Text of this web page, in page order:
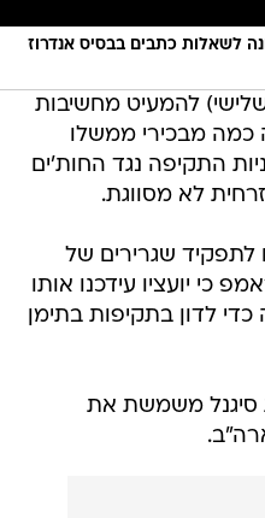
לשאלות כתבים בבסיס אנדרוז
להמעיט מחשיבות
מבכירי ממשלו
התקיפה נגד החות'ים
לא מסווגת.
שגרירים של
כי יועציו עידכנו אותו
לדון בתקיפות בתימן
סיגנל משמשת את